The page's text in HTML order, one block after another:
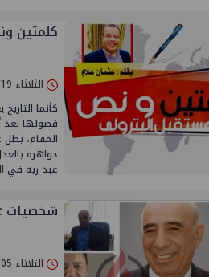
كلمتين
الثلاثاء 19/أغسطس/2025 - 09:02 م
كأنما
فصولها بعد
المقام،
جواهره
عبد ربه في
شخصيات :
الثلاثاء 05/أغسطس/2025 - 08:56 ص